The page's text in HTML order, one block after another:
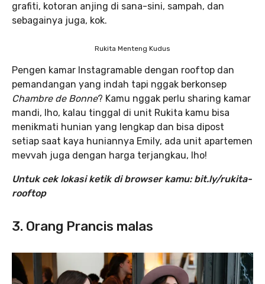
grafiti, kotoran anjing di sana-sini, sampah, dan
sebagainya juga, kok.
Rukita Menteng Kudus
Pengen kamar Instagramable dengan rooftop dan
pemandangan yang indah tapi nggak berkonsep
Chambre de Bonne? Kamu nggak perlu sharing kamar
mandi, lho, kalau tinggal di unit Rukita kamu bisa
menikmati hunian yang lengkap dan bisa dipost
setiap saat kaya huniannya Emily, ada unit apartemen
mevvah juga dengan harga terjangkau, lho!
Untuk cek lokasi ketik di browser kamu: bit.ly/rukita-
rooftop
3. Orang Prancis malas